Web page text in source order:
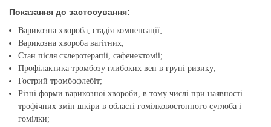
Показання до застосування:
Варикозна хвороба, стадія компенсації;
Варикозна хвороба вагітних;
Стан після склеротерапії, сафенектоміі;
Профілактика тромбозу глибоких вен в групі ризику;
Гострий тромбофлебіт;
Різні форми варикозної хвороби, в тому числі при наявності
трофічних змін шкіри в області гомілковостопного суглоба і
гомілки;